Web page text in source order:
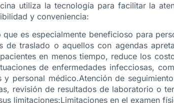
utiliza la tecnología para facilitar la
y conveniencia:
es especialmente beneficioso para
traslado o aquellos con agendas
en menos tiempo, reduce los
de enfermedades infecciosas,
personal médico.Atención de
revisión de resultados de laboratorio o
limitaciones:Limitaciones en el examen